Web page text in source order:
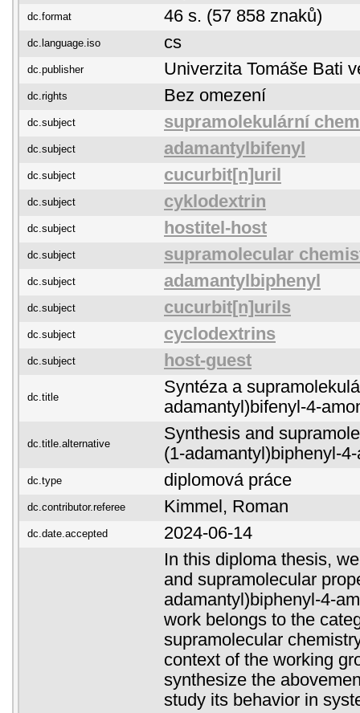
dc.format 46 s. (57 858 znaků)
dc.language.iso cs
dc.publisher Univerzita Tomáše Bati
dc.rights Bez omezení
dc.subject supramolekulární
dc.subject adamantylbifenyl
dc.subject cucurbit[n]uril
dc.subject cyklodextrin
dc.subject hostitel-host
dc.subject supramolecular
dc.subject adamantylbiphenyl
dc.subject cucurbit[n]urils
dc.subject cyclodextrins
dc.subject host-guest
dc.title
Syntéza a
adamantyl)bifenyl-4-
dc.title.alternative
Synthesis and
(1-adamantyl)biphenyl-
dc.type diplomová práce
dc.contributor.referee Kimmel, Roman
dc.date.accepted
2024-06-14
In this diploma thesis,
and supramolecular
adamantyl)biphenyl-4-
work belongs to the
supramolecular
context of the working
synthesize the
study its behavior in